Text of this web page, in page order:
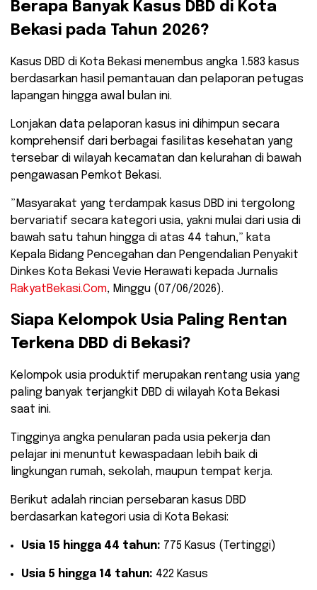
​Berapa Banyak Kasus DBD di Kota
Bekasi pada Tahun 2026?
​Kasus DBD di Kota Bekasi menembus angka 1.583 kasus
berdasarkan hasil pemantauan dan pelaporan petugas
lapangan hingga awal bulan ini.
Lonjakan data pelaporan kasus ini dihimpun secara
komprehensif dari berbagai fasilitas kesehatan yang
tersebar di wilayah kecamatan dan kelurahan di bawah
pengawasan Pemkot Bekasi.
​”Masyarakat yang terdampak kasus DBD ini tergolong
bervariatif secara kategori usia, yakni mulai dari usia di
bawah satu tahun hingga di atas 44 tahun,” kata
Kepala Bidang Pencegahan dan Pengendalian Penyakit
Dinkes Kota Bekasi Vevie Herawati kepada Jurnalis
RakyatBekasi.Com, Minggu (07/06/2026).
​Siapa Kelompok Usia Paling Rentan
Terkena DBD di Bekasi?
​Kelompok usia produktif merupakan rentang usia yang
paling banyak terjangkit DBD di wilayah Kota Bekasi
saat ini.
Tingginya angka penularan pada usia pekerja dan
pelajar ini menuntut kewaspadaan lebih baik di
lingkungan rumah, sekolah, maupun tempat kerja.
​Berikut adalah rincian persebaran kasus DBD
berdasarkan kategori usia di Kota Bekasi:
Usia 15 hingga 44 tahun: 775 Kasus (Tertinggi)
Usia 5 hingga 14 tahun: 422 Kasus